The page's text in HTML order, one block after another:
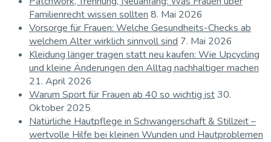
Familienrecht wissen sollten 8. Mai 2026
Vorsorge für Frauen: Welche Gesundheits-Checks ab
welchem Alter wirklich sinnvoll sind 7. Mai 2026
Kleidung länger tragen statt neu kaufen: Wie Upcycling
und kleine Änderungen den Alltag nachhaltiger machen
21. April 2026
Warum Sport für Frauen ab 40 so wichtig ist30.
Oktober 2025
Natürliche Hautpflege in Schwangerschaft & Stillzeit –
wertvolle Hilfe bei kleinen Wunden und Hautproblemen